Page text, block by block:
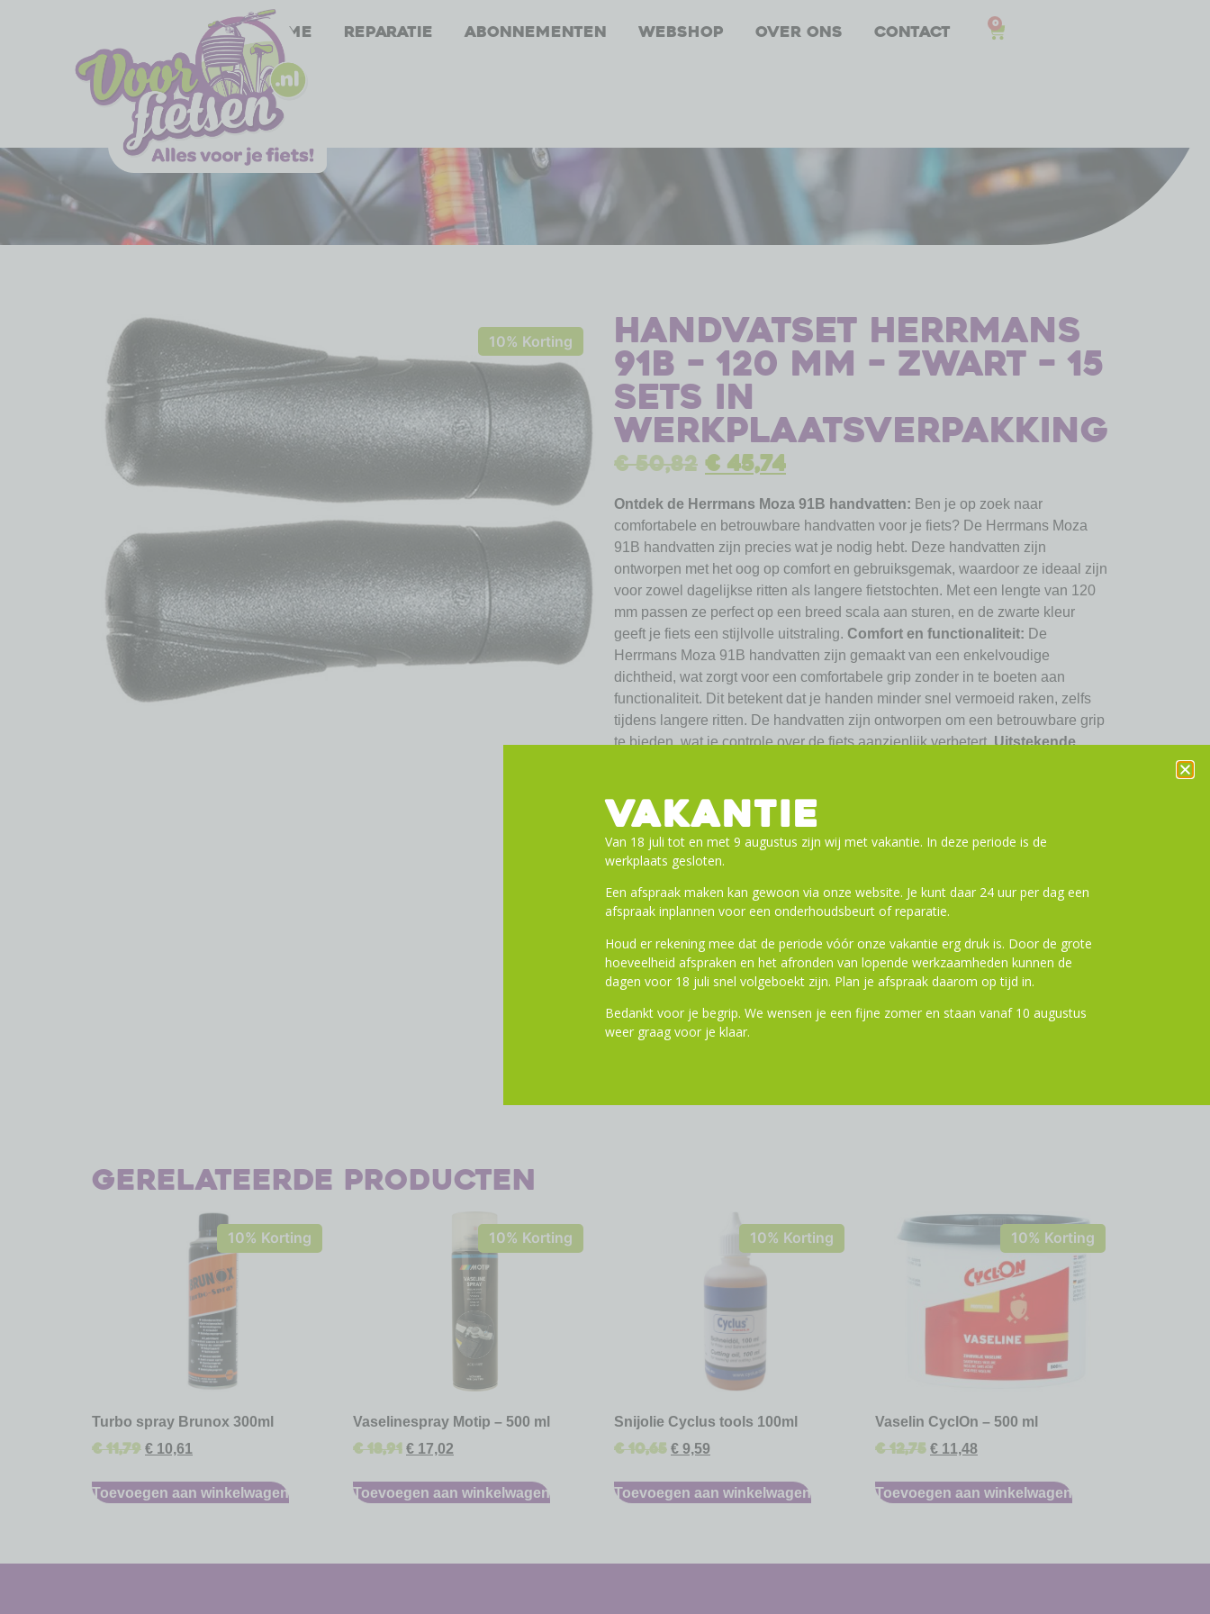
Home Reparatie Abonnementen Webshop Over ons Contact 0
10% Korting Handvatset Herrmans
91B – 120 mm – zwart – 15
sets in
werkplaatsverpakking
€50,82 €45,74
Ontdek de Herrmans Moza 91B handvatten: Ben je op zoek naar
comfortabele en betrouwbare handvatten voor je fiets? De Herrmans Moza
91B handvatten zijn precies wat je nodig hebt. Deze handvatten zijn
ontworpen met het oog op comfort en gebruiksgemak, waardoor ze ideaal zijn
voor zowel dagelijkse ritten als langere fietstochten. Met een lengte van 120
mm passen ze perfect op een breed scala aan sturen, en de zwarte kleur
geeft je fiets een stijlvolle uitstraling. Comfort en functionaliteit: De
Herrmans Moza 91B handvatten zijn gemaakt van een enkelvoudige
dichtheid, wat zorgt voor een comfortabele grip zonder in te boeten aan
functionaliteit. Dit betekent dat je handen minder snel vermoeid raken, zelfs
tijdens langere ritten. De handvatten zijn ontworpen om een betrouwbare grip
te bieden, wat je controle over de fiets aanzienlijk verbetert.Uitstekende
betaalbaar, maar doen geen concessies aan duurzaamheid of prestaties.
Gemaakt van hoogwaardige materialen, zijn deze handvatten gebouwd om
lang mee te gaan, zodat je keer op keer kunt genieten van een comfortabele
Kenmerken:
Lengte: 120 mm, geschikt voor diverse stuurtypes
Materiaal: Enkelvoudige dichtheid voor optimaal comfort
Diameter: 22 mm, passend bij de meeste standaard sturen
Verkoopeenheid: Wordt verkocht per set
Merk: Herrmans, bekend om zijn hoogwaardige fietscomponenten
Gerelateerde producten
10% Korting
Turbo spray Brunox 300ml
€11,79 € 10,61
Toevoegen aan winkelwagen
10% Korting
Vaselinespray Motip – 500 ml
€18,91 € 17,02
Toevoegen aan winkelwagen
10% Korting
Snijolie Cyclus tools 100ml
€10,65 € 9,59
Toevoegen aan winkelwagen
10% Korting
Vaselin CyclOn – 500 ml
€12,75 € 11,48
Toevoegen aan winkelwagen
VAKANTIE
Van 18 juli tot en met 9 augustus zijn wij met vakantie. In deze periode is de
werkplaats gesloten.
Een afspraak maken kan gewoon via onze website. Je kunt daar 24 uur per dag een
afspraak inplannen voor een onderhoudsbeurt of reparatie.
Houd er rekening mee dat de periode vóór onze vakantie erg druk is. Door de grote
hoeveelheid afspraken en het afronden van lopende werkzaamheden kunnen de
dagen voor 18 juli snel volgeboekt zijn. Plan je afspraak daarom op tijd in.
Bedankt voor je begrip. We wensen je een fijne zomer en staan vanaf 10 augustus
weer graag voor je klaar.